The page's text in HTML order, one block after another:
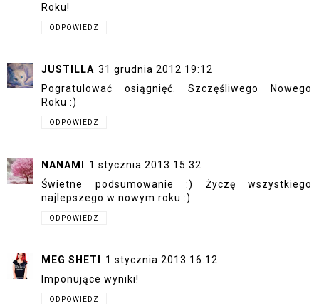
Roku!
ODPOWIEDZ
JUSTILLA 31 grudnia 2012 19:12
Pogratulować osiągnięć. Szczęśliwego Nowego
Roku :)
ODPOWIEDZ
NANAMI 1 stycznia 2013 15:32
Świetne podsumowanie :) Życzę wszystkiego
najlepszego w nowym roku :)
ODPOWIEDZ
MEG SHETI
1 stycznia 2013 16:12
Imponujące wyniki!
ODPOWIEDZ